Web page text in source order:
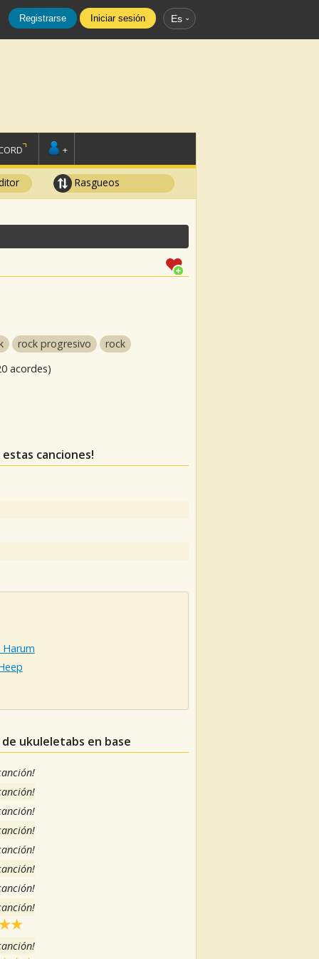
Registrarse Iniciar sesión Es
+
Rasgueos
rock progresivo
rock
acordes)
canciones!
ukuleletabs en base